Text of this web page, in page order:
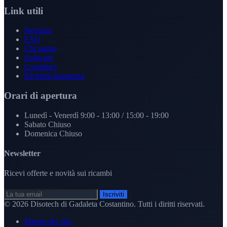
Link utili
Negozio
FAQ
Chi siamo
Software
Contattaci
Richiedi assistenza
Orari di apertura
Lunedì - Venerdì 9:00 - 13:00 / 15:00 - 19:00
Sabato Chiuso
Domenica Chiuso
Newsletter
Ricevi offerte e novità sui ricambi
Iscriviti
© 2026 Disotech di Gadaleta Costantino. Tutti i diritti riservati.
Mappa del sito